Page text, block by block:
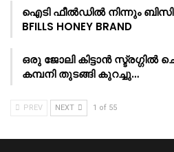
ഐടി ഫീൽഡിൽ നിന്നും
BFILLS HONEY BRAND
ഒരു ജോലി കിട്ടാൻ
കമ്പനി തുടങ്ങി കുറച്ചു…
PREV NEXT 1 of 55